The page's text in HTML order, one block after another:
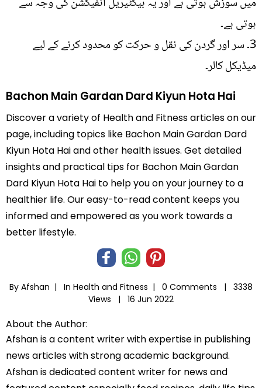
ہوتی ہے۔
3۔ سر اور گردن کی نقل و حرکت کو محدود کرنے کے لیے
میڈیکل کالر۔
Bachon Main Gardan Dard Kiyun Hota Hai
Discover a variety of Health and Fitness articles on our
page, including topics like Bachon Main Gardan Dard
Kiyun Hota Hai and other health issues. Get detailed
insights and practical tips for Bachon Main Gardan
Dard Kiyun Hota Hai to help you on your journey to a
healthier life. Our easy-to-read content keeps you
informed and empowered as you work towards a
better lifestyle.
By Afshan | In Health and Fitness | 0 Comments |
3338
Views |
16 Jun 2022
About the Author:
Afshan is a content writer with expertise in publishing
news articles with strong academic background.
Afshan is dedicated content writer for news and